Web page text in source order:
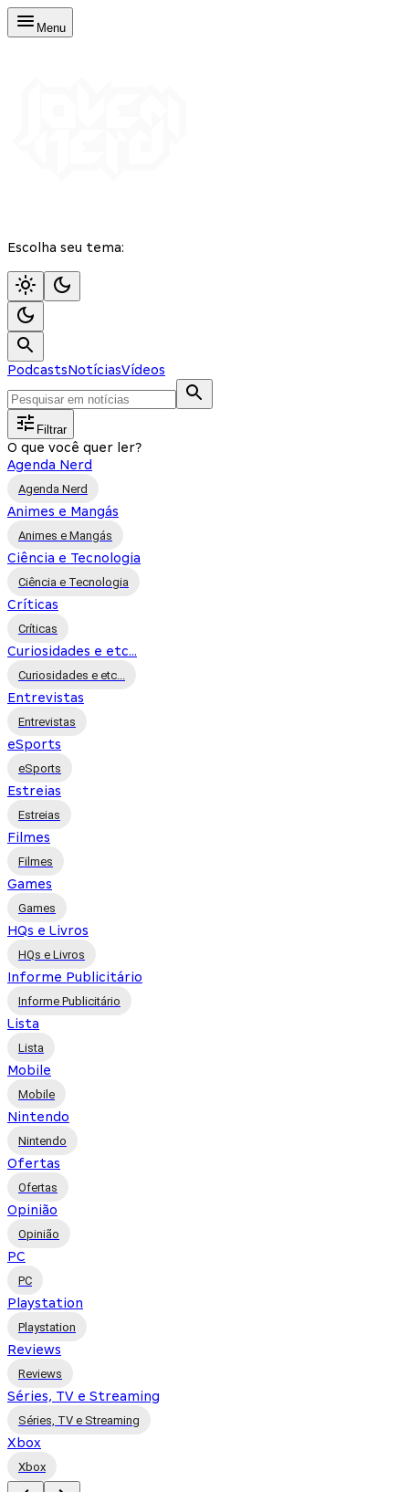
Menu
Escolha seu tema:
PodcastsNotíciasVídeos
Filtrar
O que você quer ler?
Agenda Nerd
Agenda Nerd
Animes e Mangás
Animes e Mangás
Ciência e Tecnologia
Ciência e Tecnologia
Críticas
Críticas
Curiosidades e etc...
Curiosidades e etc...
Entrevistas
Entrevistas
eSports
eSports
Estreias
Estreias
Filmes
Filmes
Games
Games
HQs e Livros
HQs e Livros
Informe Publicitário
Informe Publicitário
Lista
Lista
Mobile
Mobile
Nintendo
Nintendo
Ofertas
Ofertas
Opinião
Opinião
PC
PC
Playstation
Playstation
Reviews
Reviews
Séries, TV e Streaming
Séries, TV e Streaming
Xbox
Xbox